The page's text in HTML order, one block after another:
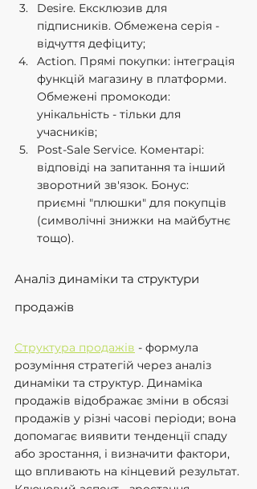
Desire. Ексклюзив для
підписників. Обмежена серія -
відчуття дефіциту;
Action. Прямі покупки: інтеграція
функцій магазину в платформи.
Обмежені промокоди:
унікальність - тільки для
учасників;
Post-Sale Service. Коментарі:
відповіді на запитання та інший
зворотний зв'язок. Бонус:
приємні "плюшки" для покупців
(символічні знижки на майбутнє
тощо).
Аналіз динаміки та структури
продажів
Структура продажів - формула
розуміння стратегій через аналіз
динаміки та структур. Динаміка
продажів відображає зміни в обсязі
продажів у різні часові періоди; вона
допомагає виявити тенденції спаду
або зростання, і визначити фактори,
що впливають на кінцевий результат.